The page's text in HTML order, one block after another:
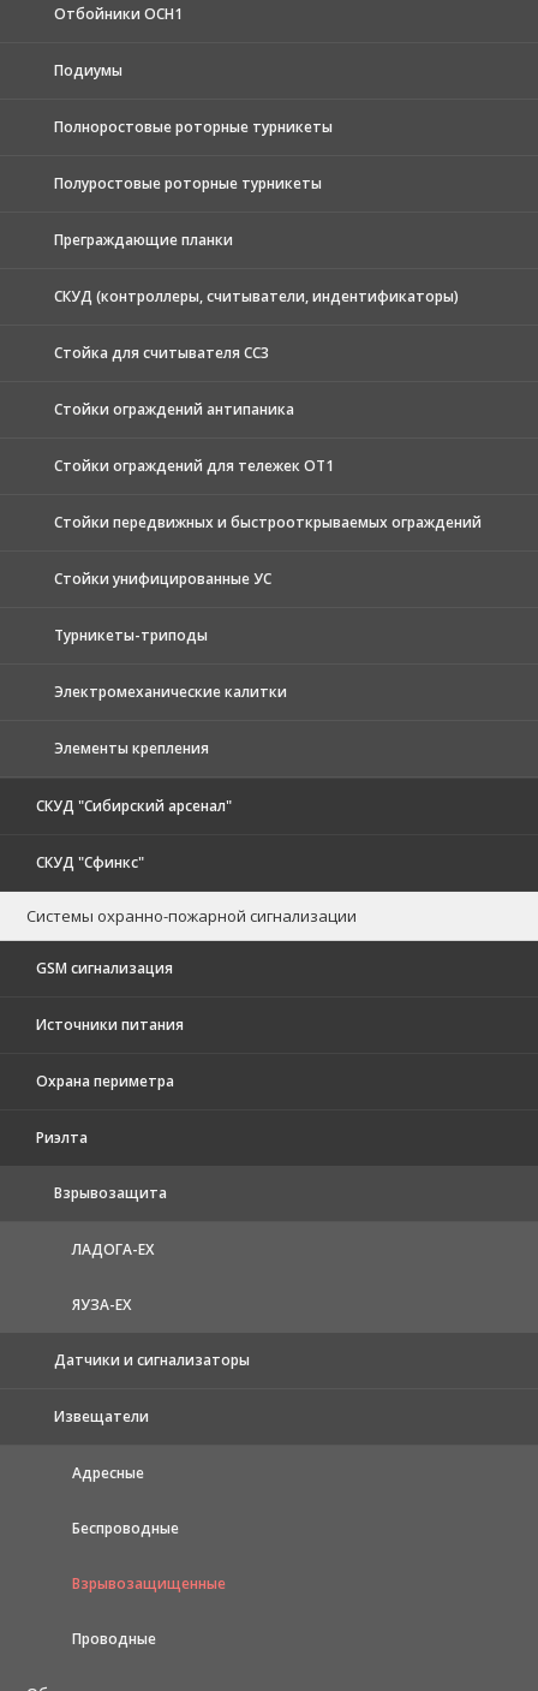
Отбойники ОСН1
Подиумы
Полноростовые роторные турникеты
Полуростовые роторные турникеты
Преграждающие планки
СКУД (контроллеры, считыватели, индентификаторы)
Стойка для считывателя СС3
Стойки ограждений антипаника
Стойки ограждений для тележек ОТ1
Стойки передвижных и быстрооткрываемых ограждений
Стойки унифицированные УС
Турникеты-триподы
Электромеханические калитки
Элементы крепления
СКУД "Сибирский арсенал"
СКУД "Сфинкс"
Системы охранно-пожарной сигнализации
GSM сигнализация
Источники питания
Охрана периметра
Риэлта
Взрывозащита
ЛАДОГА-EX
ЯУЗА-ЕХ
Датчики и сигнализаторы
Извещатели
Адресные
Беспроводные
Взрывозащищенные
Проводные